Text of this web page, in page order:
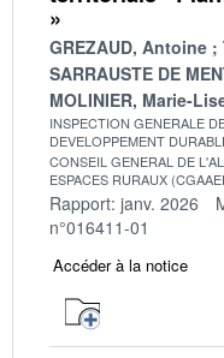
»
GREZAUD, Antoine
SARRAUSTE DE
MOLINIER, Marie-
INSPECTION GENERALE
DEVELOPPEMENT
CONSEIL GENERAL DE
ESPACES RURAUX
Rapport: janv. 2026
n°016411-01
Accéder à la notice